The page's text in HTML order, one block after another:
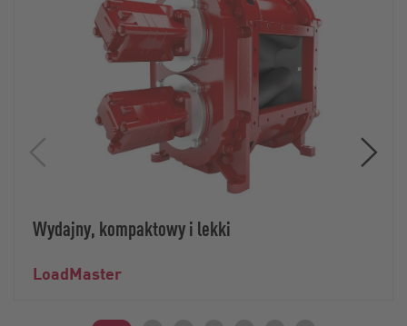
Wydajny, kompaktowy i lekki
LoadMaster